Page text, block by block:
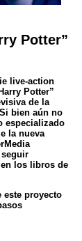
Potter”
live-action
Potter”
de la
bien aún no
especializado
la nueva
los libros de
este proyecto